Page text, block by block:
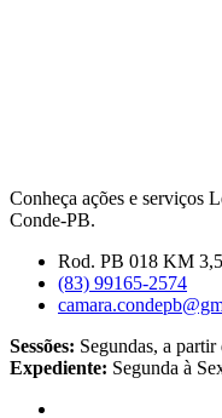
Conheça ações e serviços
Conde-PB.
Rod. PB 018 KM
(83) 99165-2574
Sessões: Segundas, a partir
Expediente: Segunda à